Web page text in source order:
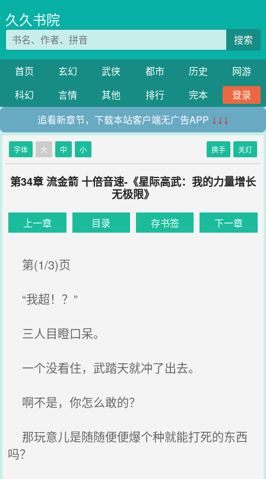
久久书院
搜索
首页 玄幻 武侠 都市 历史
网游
科幻
言情 其他 排行 完本
登录
追看新章节，下载本站客户端无广告APP ↓↓↓
字体 大 中 小 换手 关灯
第34章 流金箭 十倍音速-《星际高武：我的力量增长
无极限》
上一章 目录 存书签 下一章
第(1/3)页
“我超！？”
三人目瞪口呆。
一个没看住，武踏天就冲了出去。
啊不是，你怎么敢的？
那玩意儿是随随便便爆个种就能打死的东西
吗？